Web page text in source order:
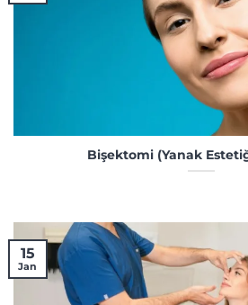
Bişektomi (Yanak
15
Jan